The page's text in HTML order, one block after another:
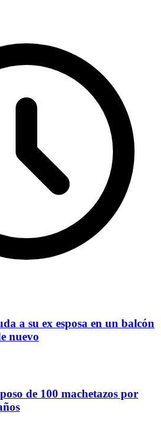
a su ex esposa en un balcón
nuevo
de 100 machetazos por